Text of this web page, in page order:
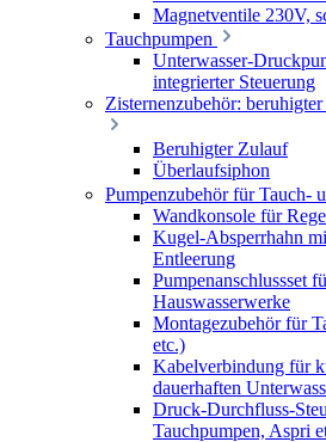
Magnetventile 230V,
Tauchpumpen
Unterwasser-
integrierter Steuerung
Zisternenzubehör:
Beruhigter Zulauf
Überlaufsiphon
Pumpenzubehör für Tauch-
Wandkonsole für
Kugel-Absperrhahn
Entleerung
Pumpenanschlussset
Hauswasserwerke
Montagezubehör für
etc.)
Kabelverbindung für
dauerhaften
Druck-Durchfluss-
Tauchpumpen, Aspri